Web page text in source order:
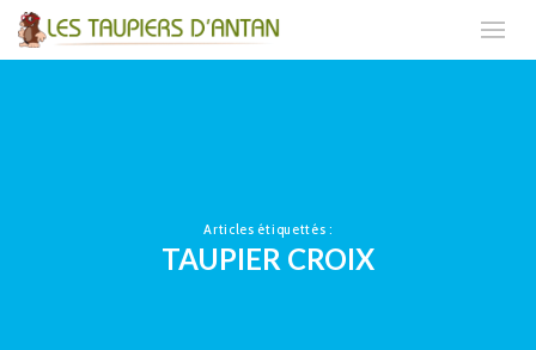
Articles étiquettés :
TAUPIER CROIX